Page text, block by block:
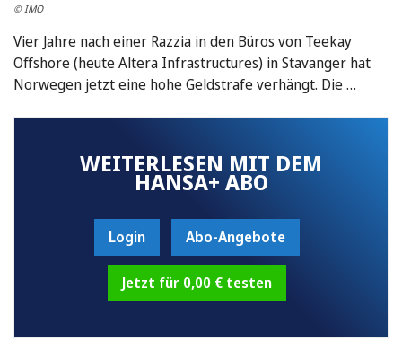
© IMO
Vier Jahre nach einer Razzia in den Büros von Teekay
Offshore (heute Altera Infrastructures) in Stavanger hat
Norwegen jetzt eine hohe Geldstrafe verhängt. Die …
WEITERLESEN MIT DEM
HANSA+ ABO
Login Abo-Angebote
Jetzt für 0,00 € testen